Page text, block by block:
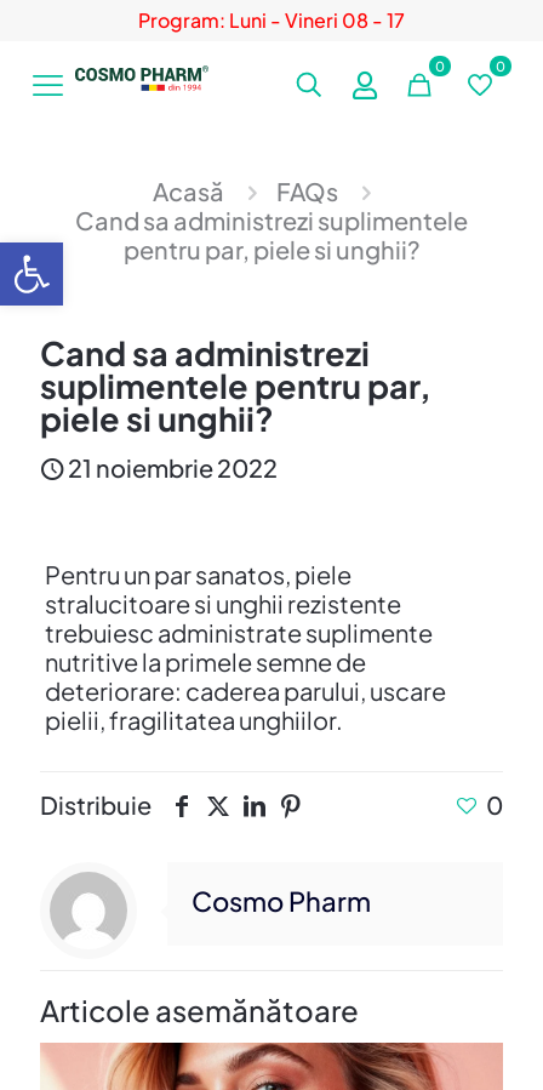
Program: Luni - Vineri 08 - 17
0 0
Acasă
FAQs
Cand sa administrezi suplimentele
pentru par, piele si unghii?
Cand sa administrezi
suplimentele pentru par,
piele si unghii?
21 noiembrie 2022
Pentru un par sanatos, piele
stralucitoare si unghii rezistente
trebuiesc administrate suplimente
nutritive la primele semne de
deteriorare: caderea parului, uscare
pielii, fragilitatea unghiilor.
Distribuie 0
Cosmo Pharm
Articole asemănătoare
Deschide bara de unelte